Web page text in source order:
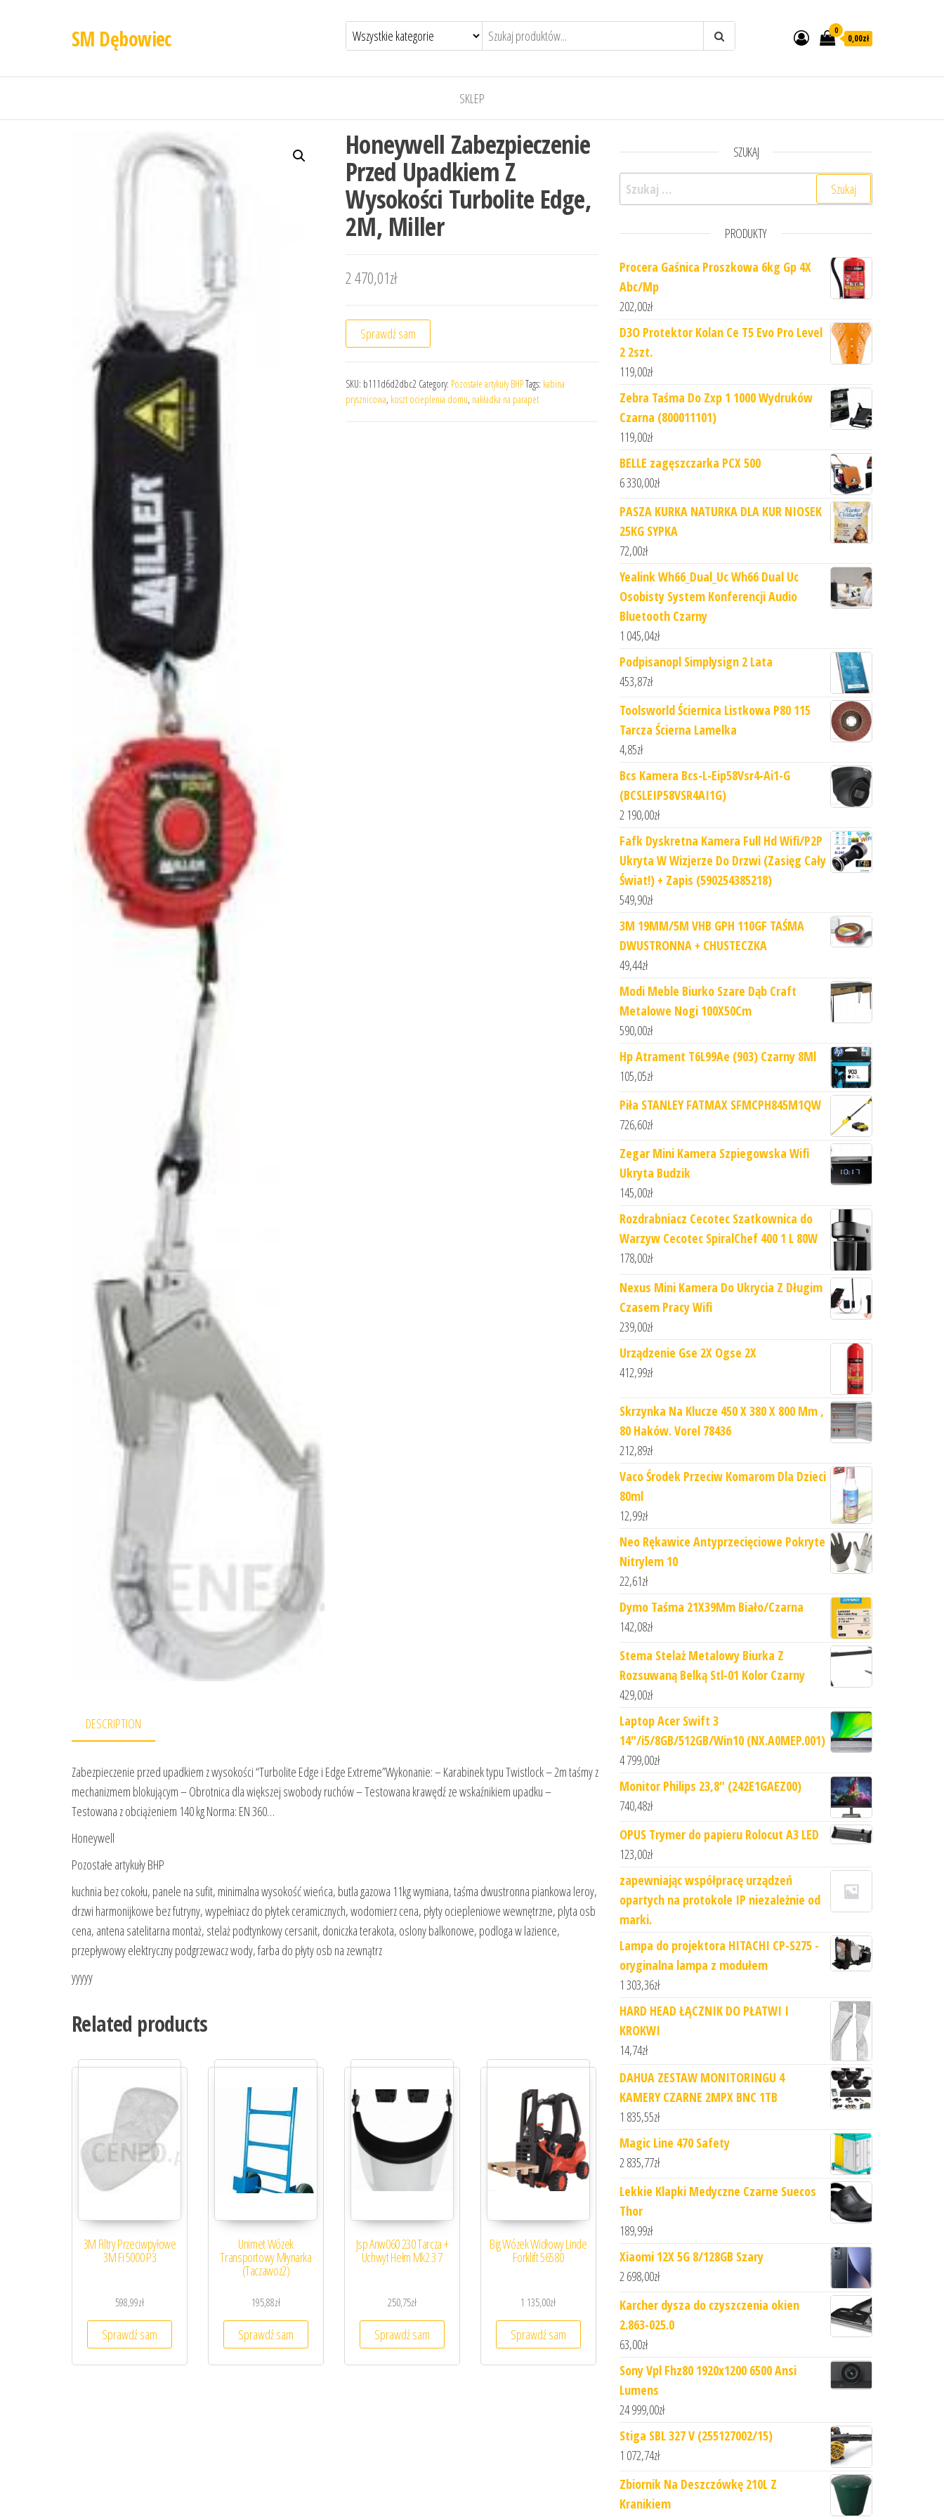
SM Dębowiec 0
0,00zł
SKLEP
Honeywell Zabezpieczenie
Przed Upadkiem Z
Wysokości Turbolite Edge,
2M, Miller
2 470,01zł
Sprawdź sam
SKU: b111d6d2dbc2 Category: Pozostałe artykuły BHPTags: kabina
prysznicowa, koszt ocieplenia domu, nakładka na parapet
DESCRIPTION
Zabezpieczenie przed upadkiem z wysokości “Turbolite Edge i Edge Extreme”Wykonanie: – Karabinek typu Twistlock – 2m taśmy z
mechanizmem blokującym – Obrotnica dla większej swobody ruchów – Testowana krawędź ze wskaźnikiem upadku –
Testowana z obciążeniem 140 kg Norma: EN 360…
Honeywell
Pozostałe artykuły BHP
kuchnia bez cokołu, panele na sufit, minimalna wysokość wieńca, butla gazowa 11kg wymiana, taśma dwustronna piankowa leroy,
drzwi harmonijkowe bez futryny, wypełniacz do płytek ceramicznych, wodomierz cena, płyty ociepleniowe wewnętrzne, plyta osb
cena, antena satelitarna montaż, stelaż podtynkowy cersanit, doniczka terakota, oslony balkonowe, podloga w lazience,
przepływowy elektryczny podgrzewacz wody, farba do płyty osb na zewnątrz
yyyyy
Related products
3M Filtry Przeciwpyłowe
3M Fi 5000 P3
598,99zł
Sprawdź sam
Unimet Wózek
Transportowy Młynarka
(Taczawoz2)
195,88zł
Sprawdź sam
Jsp Anw060 230 Tarcza +
Uchwyt Hełm Mk2 3 7
250,75zł
Sprawdź sam
Big Wózek Widłowy Linde
Forklift 56580
1 135,00zł
Sprawdź sam
SZUKAJ
Szukaj:
PRODUKTY
Procera Gaśnica Proszkowa 6kg Gp 4X
Abc/Mp
202,00zł
D3O Protektor Kolan Ce T5 Evo Pro Level
2 2szt.
119,00zł
Zebra Taśma Do Zxp 1 1000 Wydruków
Czarna (800011101)
119,00zł
BELLE zagęszczarka PCX 500
6 330,00zł
PASZA KURKA NATURKA DLA KUR NIOSEK
25KG SYPKA
72,00zł
Yealink Wh66_Dual_Uc Wh66 Dual Uc
Osobisty System Konferencji Audio
Bluetooth Czarny
1 045,04zł
Podpisanopl Simplysign 2 Lata
453,87zł
Toolsworld Ściernica Listkowa P80 115
Tarcza Ścierna Lamelka
4,85zł
Bcs Kamera Bcs-L-Eip58Vsr4-Ai1-G
(BCSLEIP58VSR4AI1G)
2 190,00zł
Fafk Dyskretna Kamera Full Hd Wifi/P2P
Ukryta W Wizjerze Do Drzwi (Zasięg Cały
Świat!) + Zapis (590254385218)
549,90zł
3M 19MM/5M VHB GPH 110GF TAŚMA
DWUSTRONNA + CHUSTECZKA
49,44zł
Modi Meble Biurko Szare Dąb Craft
Metalowe Nogi 100X50Cm
590,00zł
Hp Atrament T6L99Ae (903) Czarny 8Ml
105,05zł
Piła STANLEY FATMAX SFMCPH845M1QW
726,60zł
Zegar Mini Kamera Szpiegowska Wifi
Ukryta Budzik
145,00zł
Rozdrabniacz Cecotec Szatkownica do
Warzyw Cecotec SpiralChef 400 1 L 80W
178,00zł
Nexus Mini Kamera Do Ukrycia Z Długim
Czasem Pracy Wifi
239,00zł
Urządzenie Gse 2X Ogse 2X
412,99zł
Skrzynka Na Klucze 450 X 380 X 800 Mm ,
80 Haków. Vorel 78436
212,89zł
Vaco Środek Przeciw Komarom Dla Dzieci
80ml
12,99zł
Neo Rękawice Antyprzecięciowe Pokryte
Nitrylem 10
22,61zł
Dymo Taśma 21X39Mm Biało/Czarna
142,08zł
Stema Stelaż Metalowy Biurka Z
Rozsuwaną Belką Stl-01 Kolor Czarny
429,00zł
Laptop Acer Swift 3
14"/i5/8GB/512GB/Win10 (NX.A0MEP.001)
4 799,00zł
Monitor Philips 23,8" (242E1GAEZ00)
740,48zł
OPUS Trymer do papieru Rolocut A3 LED
123,00zł
zapewniając współpracę urządzeń
opartych na protokole IP niezależnie od
marki.
Lampa do projektora HITACHI CP-S275 -
oryginalna lampa z modułem
1 303,36zł
HARD HEAD ŁĄCZNIK DO PŁATWI I
KROKWI
14,74zł
DAHUA ZESTAW MONITORINGU 4
KAMERY CZARNE 2MPX BNC 1TB
1 835,55zł
Magic Line 470 Safety
2 835,77zł
Lekkie Klapki Medyczne Czarne Suecos
Thor
189,99zł
Xiaomi 12X 5G 8/128GB Szary
2 698,00zł
Karcher dysza do czyszczenia okien
2.863-025.0
63,00zł
Sony Vpl Fhz80 1920x1200 6500 Ansi
Lumens
24 999,00zł
Stiga SBL 327 V (255127002/15)
1 072,74zł
Zbiornik Na Deszczówkę 210L Z
Kranikiem